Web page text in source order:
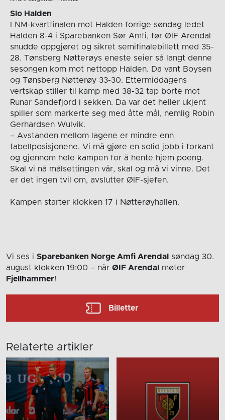
Slo Halden
I NM-kvartfinalen mot Halden forrige søndag ledet
Halden 8-4 i Sparebanken Sør Amfi, før ØIF Arendal
snudde oppgjøret og sikret semifinalebillett med 35-
28. Tønsberg Nøtterøys eneste seier så langt denne
sesongen kom mot nettopp Halden. Da vant Boysen
og Tønsberg Nøtterøy 33-30. Ettermiddagens
vertskap stiller til kamp med 38-32 tap borte mot
Runar Sandefjord i sekken. Da var det heller ukjent
spiller som markerte seg med åtte mål, nemlig Robin
Gerhardsen Wulvik.
– Avstanden mellom lagene er mindre enn
tabellposisjonene. Vi må gjøre en solid jobb i forkant
og gjennom hele kampen for å hente hjem poeng.
Skal vi nå målsettingen vår, skal og må vi vinne. Det
er det ingen tvil om, avslutter ØIF-sjefen.
Kampen starter klokken 17 i Nøtterøyhallen.
Vi ses i Sparebanken Norge Amfi Arendal
søndag 30.
august klokken 19:00 – når ØIF Arendal
møter
Fjellhammer!
Billetter
Relaterte artikler